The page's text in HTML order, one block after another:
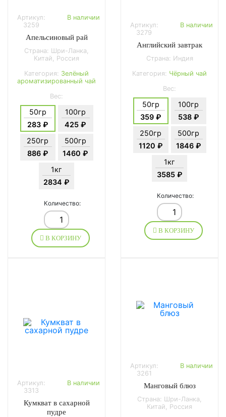
Артикул:
3259
В наличии
Апельсиновый рай
Страна: Шри-Ланка,
Китай, Россия
Категория: Зелёный
ароматизированный чай
Вес:
50гр
283 ₽
100гр
425 ₽
250гр
886 ₽
500гр
1460 ₽
1кг
2834 ₽
Количество:
В КОРЗИНУ
Артикул:
3279
В наличии
Английский завтрак
Страна: Индия
Категория: Чёрный чай
Вес:
50гр
359 ₽
100гр
538 ₽
250гр
1120 ₽
500гр
1846 ₽
1кг
3585 ₽
Количество:
В КОРЗИНУ
Артикул:
3313
В наличии
Кумкват в сахарной
пудре
Артикул:
3261
В наличии
Манговый блюз
Страна: Шри-Ланка,
Китай, Россия